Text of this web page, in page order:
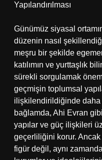
Yapılandırılması
Günümüz siyasal
düzenin nasıl
meşru bir şekilde
katılımın ve yurttaşlık
sürekli sorgulamak
geçmişin toplumsal
ilişkilendirildiğinde daha
bağlamda, Ahi Evran
yapılar ve güç ilişkileri
geçerliliğini korur.
figür değil, aynı